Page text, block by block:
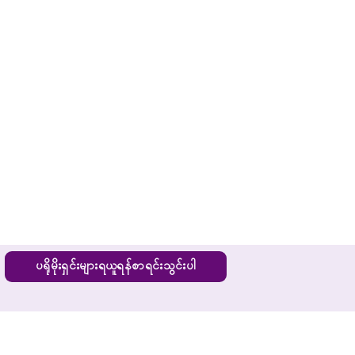
ပရိုမိုးရှင်းများရယူရန်စာရင်းသွင်းပါ